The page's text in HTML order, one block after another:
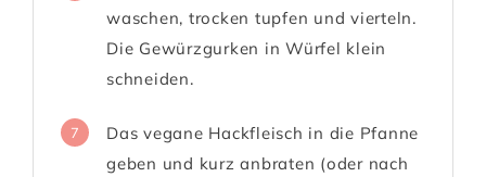
waschen, trocken tupfen und vierteln.
Die Gewürzgurken in Würfel klein
schneiden.
7
Das vegane Hackfleisch in die Pfanne
geben und kurz anbraten (oder nach